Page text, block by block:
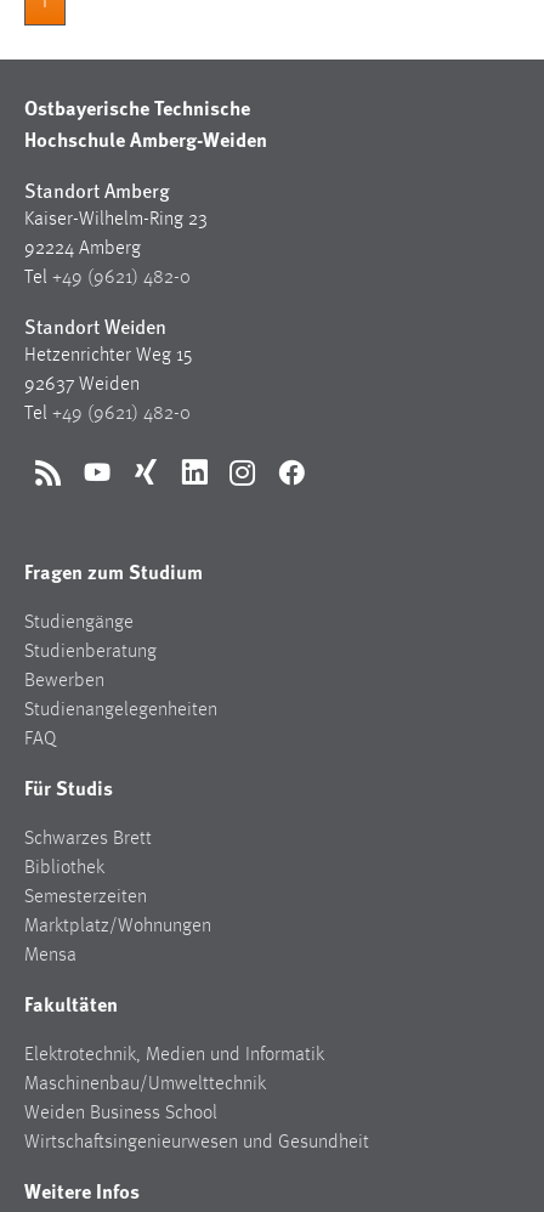
Ostbayerische Technische
Hochschule Amberg-Weiden
Standort Amberg
Kaiser-Wilhelm-Ring 23
92224 Amberg
Tel +49 (9621) 482-0
Standort Weiden
Hetzenrichter Weg 15
92637 Weiden
Tel +49 (9621) 482-0
RSS YouTubeXing LinkedInInstagramFacebook
Fragen zum Studium
Studiengänge
Studienberatung
Bewerben
Studienangelegenheiten
FAQ
Für Studis
Schwarzes Brett
Bibliothek
Semesterzeiten
Marktplatz/Wohnungen
Mensa
Fakultäten
Elektrotechnik, Medien und Informatik
Maschinenbau/Umwelttechnik
Weiden Business School
Wirtschaftsingenieurwesen und Gesundheit
Weitere Infos